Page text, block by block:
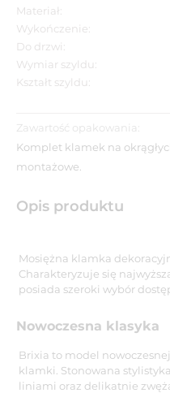
Materiał:
Wykończenie:
Do drzwi:
Wymiar szyldu:
Kształt szyldu:
Zawartość opakowania:
Komplet klamek na
montażowe.
Opis produktu
Mosiężna klamka
Charakteryzuje się
posiada szeroki wybór
Nowoczesna klasyka
Brixia to model
klamki. Stonowana
liniami oraz delikatnie